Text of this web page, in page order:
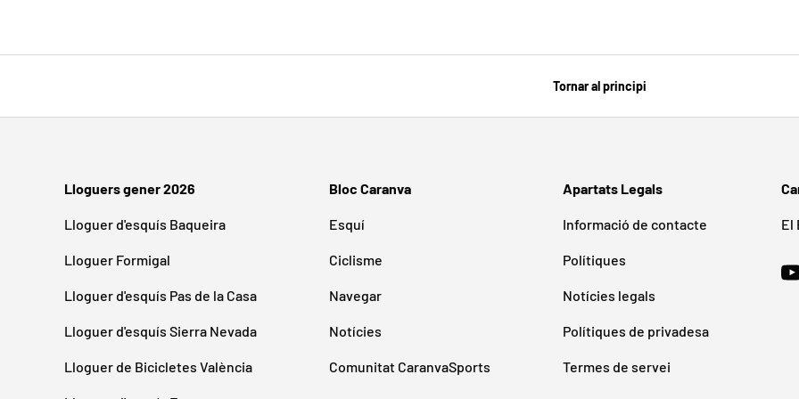
Tornar al principi
Lloguers gener 2026
Lloguer d'esquís Baqueira
Lloguer Formigal
Lloguer d'esquís Pas de la Casa
Lloguer d'esquís Sierra Nevada
Lloguer de Bicicletes València
Bloc Caranva
Esquí
Ciclisme
Navegar
Notícies
Comunitat CaranvaSports
Apartats Legals
Informació de contacte
Polítiques
Notícies legals
Polítiques de privadesa
Termes de servei
El